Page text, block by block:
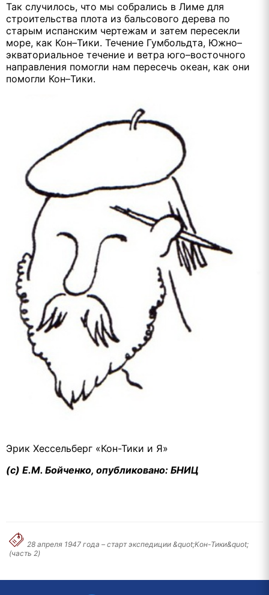
Так случилось, что мы собрались в Лиме для
строительства плота из бальсового дерева по
старым испанским чертежам и затем пересекли
море, как Кон–Тики. Течение Гумбольдта, Южно–
экваториальное течение и ветра юго–восточного
направления помогли нам пересечь океан, как они
помогли Кон–Тики.
Эрик Хессельберг «Кон-Тики и Я»
(с) Е.М. Бойченко, опубликовано: БНИЦ
28 апреля 1947 года – старт экспедиции &quot;Кон-Тики&quot;
(часть 2)